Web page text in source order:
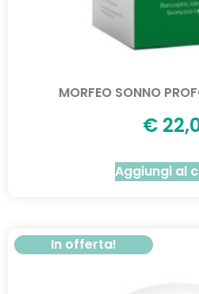
MORFEO SONNO
€
Aggiungi al
In offerta!